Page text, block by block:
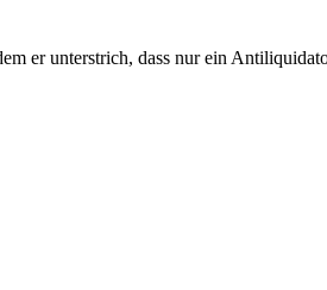
er unterstrich, dass nur ein